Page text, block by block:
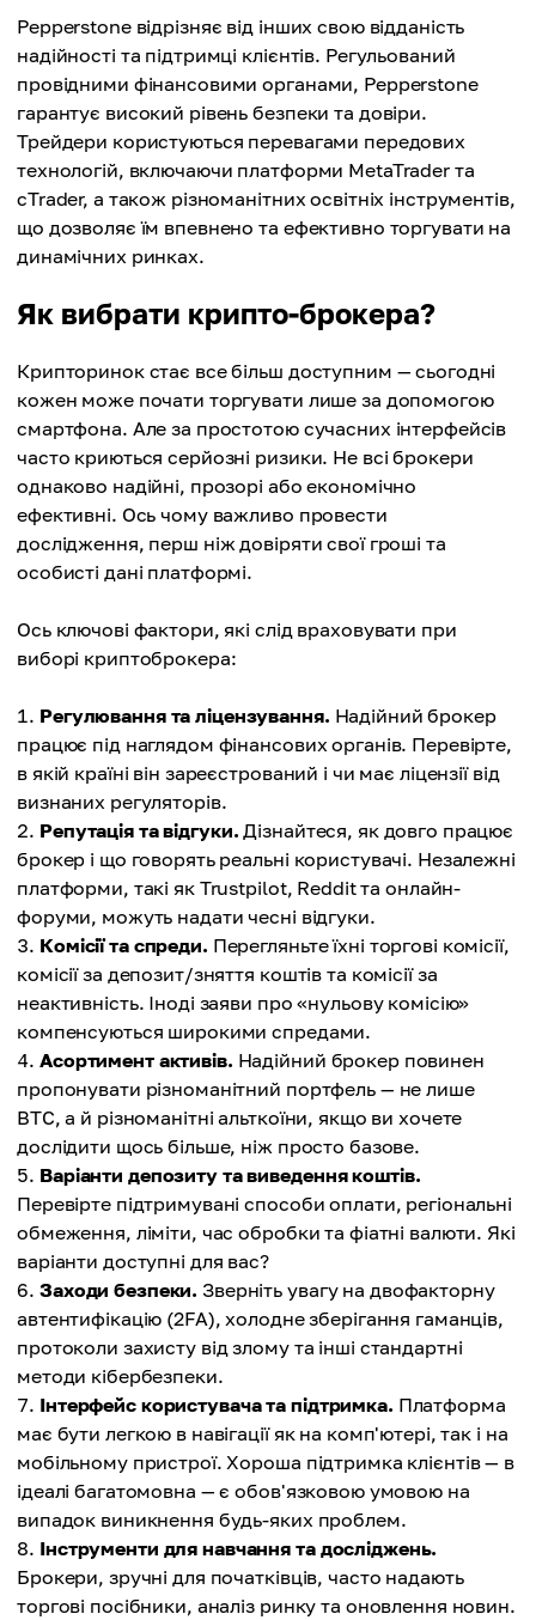
Pepperstone відрізняє від інших свою відданість
надійності та підтримці клієнтів. Регульований
провідними фінансовими органами, Pepperstone
гарантує високий рівень безпеки та довіри.
Трейдери користуються перевагами передових
технологій, включаючи платформи MetaTrader та
cTrader, а також різноманітних освітніх інструментів,
що дозволяє їм впевнено та ефективно торгувати на
динамічних ринках.
Як вибрати крипто-брокера?
Крипторинок стає все більш доступним — сьогодні
кожен може почати торгувати лише за допомогою
смартфона. Але за простотою сучасних інтерфейсів
часто криються серйозні ризики. Не всі брокери
однаково надійні, прозорі або економічно
ефективні. Ось чому важливо провести
дослідження, перш ніж довіряти свої гроші та
особисті дані платформі.
Ось ключові фактори, які слід враховувати при
виборі криптоброкера:
Регулювання та ліцензування. Надійний брокер
працює під наглядом фінансових органів. Перевірте,
в якій країні він зареєстрований і чи має ліцензії від
визнаних регуляторів.
Репутація та відгуки. Дізнайтеся, як довго працює
брокер і що говорять реальні користувачі. Незалежні
платформи, такі як Trustpilot, Reddit та онлайн-
форуми, можуть надати чесні відгуки.
Комісії та спреди. Перегляньте їхні торгові комісії,
комісії за депозит/зняття коштів та комісії за
неактивність. Іноді заяви про «нульову комісію»
компенсуються широкими спредами.
Асортимент активів. Надійний брокер повинен
пропонувати різноманітний портфель — не лише
BTC, а й різноманітні альткоїни, якщо ви хочете
дослідити щось більше, ніж просто базове.
Варіанти депозиту та виведення коштів.
Перевірте підтримувані способи оплати, регіональні
обмеження, ліміти, час обробки та фіатні валюти. Які
варіанти доступні для вас?
Заходи безпеки. Зверніть увагу на двофакторну
автентифікацію (2FA), холодне зберігання гаманців,
протоколи захисту від злому та інші стандартні
методи кібербезпеки.
Інтерфейс користувача та підтримка. Платформа
має бути легкою в навігації як на комп'ютері, так і на
мобільному пристрої. Хороша підтримка клієнтів — в
ідеалі багатомовна — є обов'язковою умовою на
випадок виникнення будь-яких проблем.
Інструменти для навчання та досліджень.
Брокери, зручні для початківців, часто надають
торгові посібники, аналіз ринку та оновлення новин.